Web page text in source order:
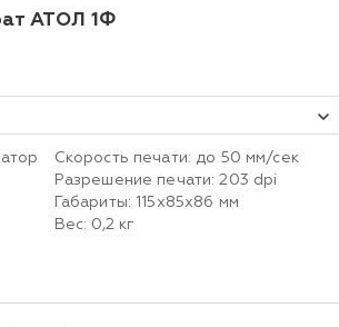
АТОЛ 1Ф
Скорость печати: до 50 мм/сек
Разрешение печати: 203 dpi
Габариты: 115х85х86 мм
Вес: 0,2 кг